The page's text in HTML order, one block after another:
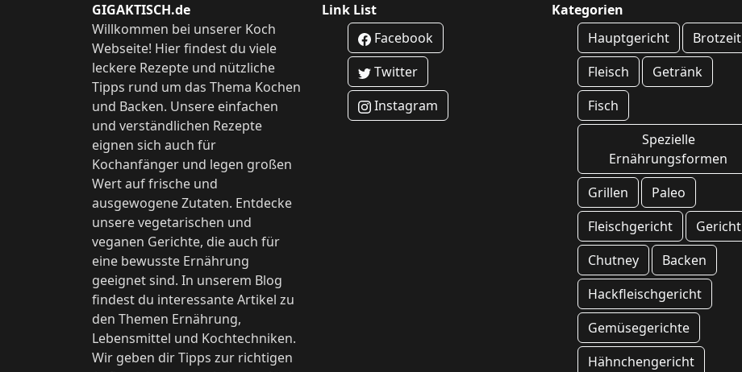
GIGAKTISCH.de
Willkommen bei unserer Koch
Webseite! Hier findest du viele
leckere Rezepte und nützliche
Tipps rund um das Thema Kochen
und Backen. Unsere einfachen
und verständlichen Rezepte
eignen sich auch für
Kochanfänger und legen großen
Wert auf frische und
ausgewogene Zutaten. Entdecke
unsere vegetarischen und
veganen Gerichte, die auch für
eine bewusste Ernährung
geeignet sind. In unserem Blog
findest du interessante Artikel zu
den Themen Ernährung,
Lebensmittel und Kochtechniken.
Wir geben dir Tipps zur richtigen
Link List
Facebook
Twitter
Instagram
Kategorien
Hauptgericht
Brotzeit
Fleisch
Getränk
Fisch
Spezielle
Ernährungsformen
Grillen
Paleo
Fleischgericht
Gericht
Chutney
Backen
Hackfleischgericht
Gemüsegerichte
Hähnchengericht